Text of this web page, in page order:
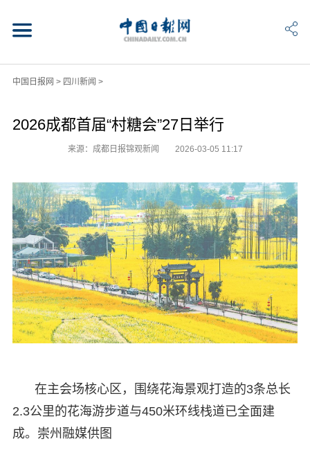
中国日报网 > 四川新闻 >
2026成都首届“村糖会”27日举行
来源：成都日报锦观新闻 2026-03-05 11:17
在主会场核心区，围绕花海景观打造的3条总长
2.3公里的花海游步道与450米环线栈道已全面建
成。崇州融媒供图